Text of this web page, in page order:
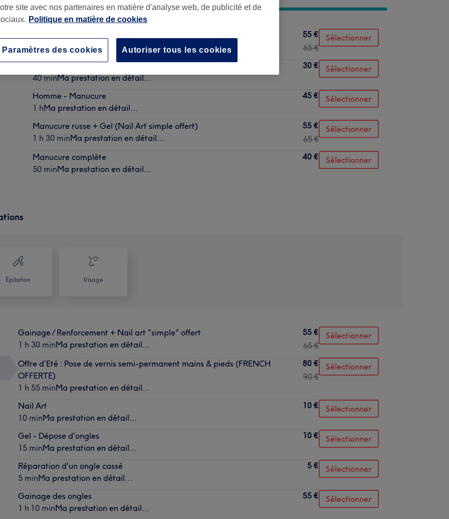
1 h 30 minMa prestation en détail...
55 €
65 €
Sélectionner
Beauté des mains express
40 minMa prestation en détail...
30 € Sélectionner
Homme - Manucure
1 hMa prestation en détail...
45 € Sélectionner
Manucure russe + Gel (Nail Art simple offert)
1 h 30 minMa prestation en détail...
55 €
65 €
Sélectionner
Manucure complète
50 minMa prestation en détail...
40 € Sélectionner
Épilation Visage
Gainage / Renforcement + Nail art "simple" offert
1 h 30 minMa prestation en détail...
55 €
65 €
Sélectionner
Offre d'Eté : Pose de vernis semi-permanent mains & pieds (FRENCH
OFFERTE)
1 h 55 minMa prestation en détail...
80 €
90 €
Sélectionner
Nail Art
10 minMa prestation en détail...
10 € Sélectionner
Gel - Dépose d'ongles
15 minMa prestation en détail...
10 € Sélectionner
Réparation d'un ongle cassé
5 minMa prestation en détail...
5 € Sélectionner
Gainage des ongles
1 h 10 minMa prestation en détail...
55 € Sélectionner
site avec nos partenaires en matière d'analyse web, de publicité et de
Politique en matière de cookies
Autoriser tous les cookies
Paramètres des cookies